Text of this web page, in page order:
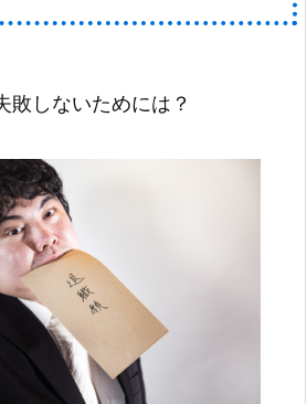
敗しないためには？